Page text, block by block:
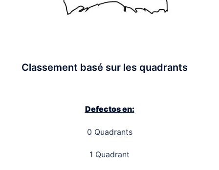
Classement basé sur les quadrants
Defectos en:
0 Quadrants
1 Quadrant